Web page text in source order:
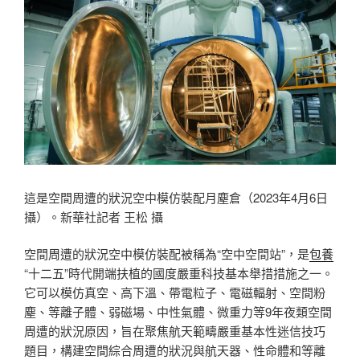
這是空間周遭的狀況空中模仿裝配月塵倉（2023年4月6日
攝）。新華社記者 王松 攝
空間周遭的狀況空中模仿裝配被稱為“空中空間站”，是包養
“十二五”時代開端扶植的國度嚴重科技基本舉措措施之一。
它可以模仿真空、高下溫、帶電粒子、電磁輻射、空間粉
塵、等離子體、弱磁場、中性氣體、微重力等9年夜類空間
周遭的狀況原因，旨在聚焦航天範疇嚴重基本性迷信技巧
題目，構建空間綜合周遭的狀況與航天器、性命體和等離